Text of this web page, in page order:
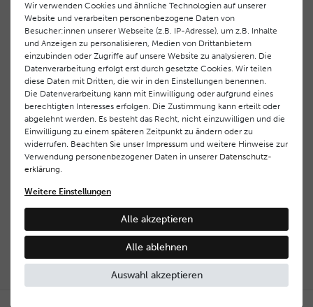
Hohe Servicequalität und ein exzellentes Markenimage
haben bei THALGO COSMETICoberste Priorität.
Anspruchsvollen Endverbrauchern möchten wir ein
hohes Qualitätsniveau und gleichzeitig eine
überdurchschnittliche Behandlungs- und Serviceleistung
gewährleisten. Deshalb haben wir ein selektives
Vertriebssystem eingeführt.THALGO COSMETICPartner
werden auf diese Weise wirtschaftlich unterstützt,
während Endverbrauchern eine stets gleichbleibend hohe
Dienstleistungsqualität und ein innovatives Produkt- und
Behandlungsprogramm geboten wird.
THALGO COSMETIC
bitte Kontakt mit uns auf.
Kontakt aufnehmen
Wir verwenden Cookies und ähnliche Technologien auf unserer
Website und verarbeiten personenbezogene Daten von
Besucher:innen unserer Webseite (z.B. IP-Adresse), um z.B. Inhalte
und Anzeigen zu personalisieren, Medien von Drittanbietern
einzubinden oder Zugriffe auf unsere Website zu analysieren. Die
Datenverarbeitung erfolgt erst durch gesetzte Cookies. Wir teilen
diese Daten mit Dritten, die wir in den Einstellungen benennen.
Die Datenverarbeitung kann mit Einwilligung oder aufgrund eines
berechtigten Interesses erfolgen. Die Zustimmung kann erteilt oder
abgelehnt werden. Es besteht das Recht, nicht einzuwilligen und die
Einwilligung zu einem späteren Zeitpunkt zu ändern oder zu
widerrufen. Beachten Sie unser Impressum und weitere Hinweise zur
Verwendung personenbezogener Daten in unserer Daten­schutz­
erklärung.
Weitere Einstellungen
Alle akzeptieren
Alle ablehnen
Auswahl akzeptieren